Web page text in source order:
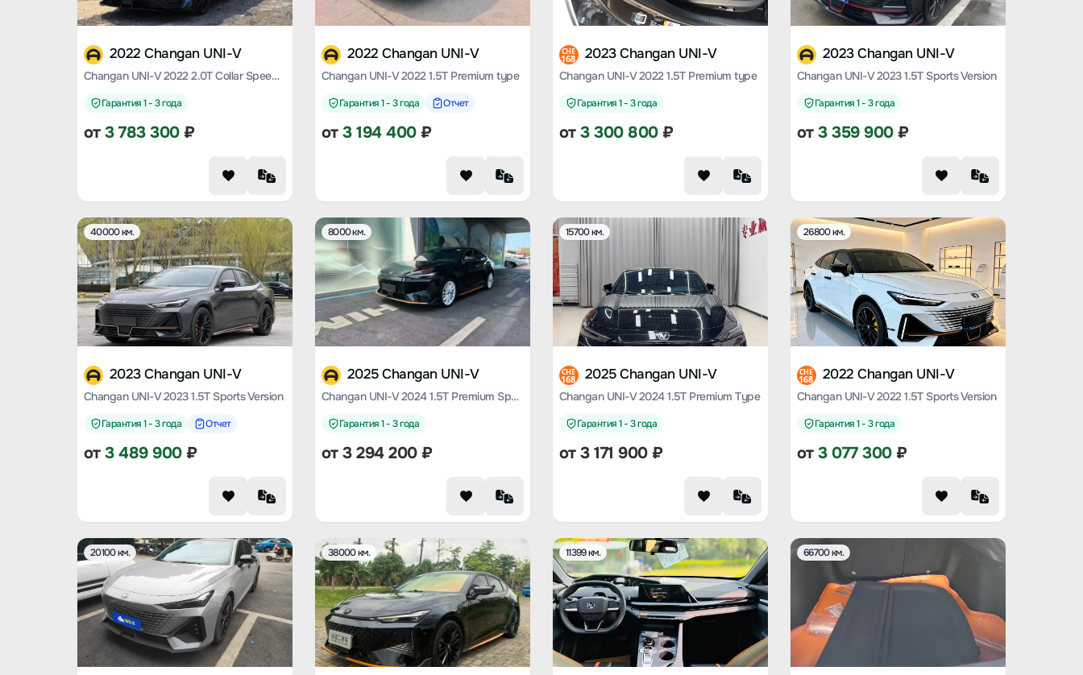
2022 Changan UNI-V
Changan UNI-V 2022 2.0T Collar Speed Version
Гарантия 1 - 3 года
от3 783 300₽
2022 Changan UNI-V
Changan UNI-V 2022 1.5T Premium type
Гарантия 1 - 3 года Отчет
от3 194 400₽
CHE
168 2023 Changan UNI-V
Changan UNI-V 2022 1.5T Premium type
Гарантия 1 - 3 года
от3 300 800₽
2023 Changan UNI-V
Changan UNI-V 2023 1.5T Sports Version
Гарантия 1 - 3 года
от3 359 900₽
40000 км.
2023 Changan UNI-V
Changan UNI-V 2023 1.5T Sports Version
Гарантия 1 - 3 года Отчет
от3 489 900₽
8000 км.
2025 Changan UNI-V
Changan UNI-V 2024 1.5T Premium Sports Type
Гарантия 1 - 3 года
от3 294 200₽
15700 км.
CHE
168 2025 Changan UNI-V
Changan UNI-V 2024 1.5T Premium Type
Гарантия 1 - 3 года
от3 171 900₽
26800 км.
CHE
168 2022 Changan UNI-V
Changan UNI-V 2022 1.5T Sports Version
Гарантия 1 - 3 года
от3 077 300₽
20100 км. 38000 км. 11399 км. 66700 км.